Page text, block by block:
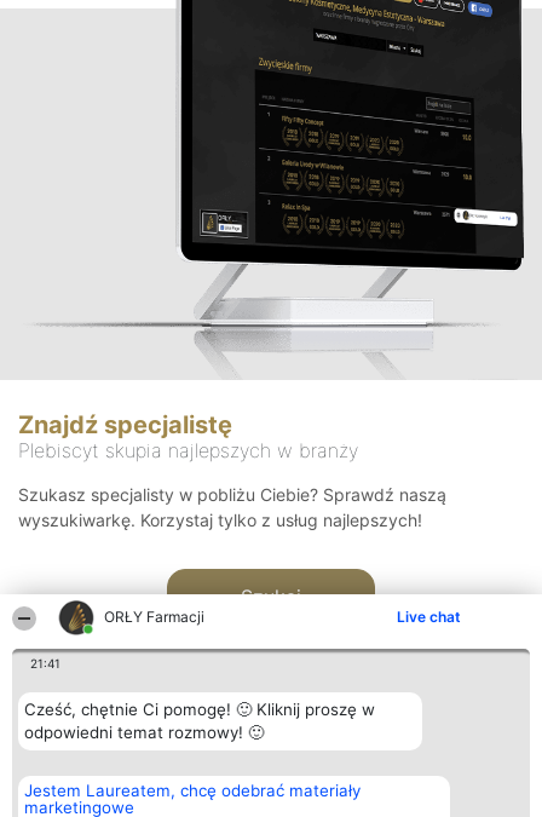
ORŁY Farmacji Live chat
21:41
Cześć, chętnie Ci pomogę! 🙂 Kliknij proszę w
odpowiedni temat rozmowy! 🙂
Jestem Laureatem, chcę odebrać materiały
marketingowe
Znajdź specjalistę
Plebiscyt skupia najlepszych w branży
Szukasz specjalisty w pobliżu Ciebie? Sprawdź naszą
wyszukiwarkę. Korzystaj tylko z usług najlepszych!
Szukaj
Organizator plebiscytu
Bright Side Solutions sp. z o.
o. sp. k.
Plebiscyt
Laureaci
Kontakt
Kontakt